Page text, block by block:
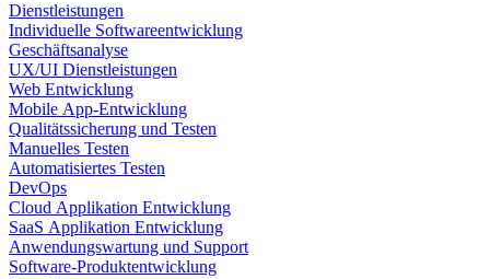
Dienstleistungen
Individuelle Softwareentwicklung
Geschäftsanalyse
UX/UI Dienstleistungen
Web Entwicklung
Mobile App-Entwicklung
Qualitätssicherung und Testen
Manuelles Testen
Automatisiertes Testen
DevOps
Cloud Applikation Entwicklung
SaaS Applikation Entwicklung
Anwendungswartung und Support
Software-Produktentwicklung